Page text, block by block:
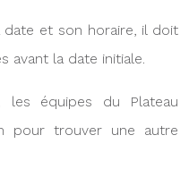
et son horaire, il doit
avant la date initiale.
les équipes du Plateau
pour trouver une autre